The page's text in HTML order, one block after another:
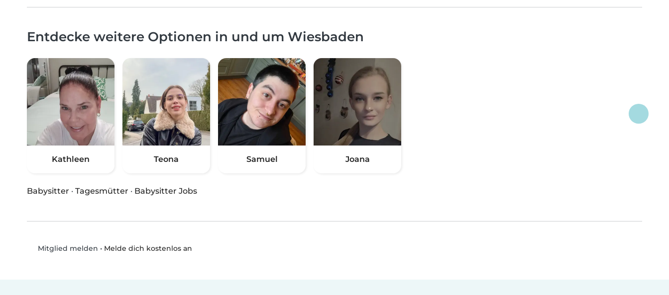
Entdecke weitere Optionen in und um Wiesbaden
Kathleen Teona Samuel Joana
Babysitter · Tagesmütter · Babysitter Jobs
Mitglied melden • Melde dich kostenlos an